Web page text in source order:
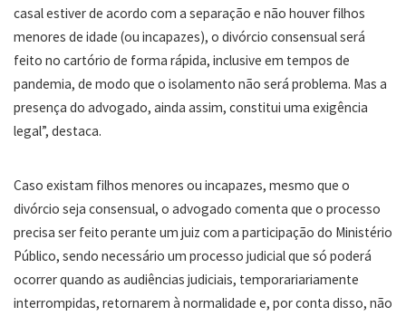
casal estiver de acordo com a separação e não houver filhos
menores de idade (ou incapazes), o divórcio consensual será
feito no cartório de forma rápida, inclusive em tempos de
pandemia, de modo que o isolamento não será problema. Mas a
presença do advogado, ainda assim, constitui uma exigência
legal”, destaca.
Caso existam filhos menores ou incapazes, mesmo que o
divórcio seja consensual, o advogado comenta que o processo
precisa ser feito perante um juiz com a participação do Ministério
Público, sendo necessário um processo judicial que só poderá
ocorrer quando as audiências judiciais, temporariariamente
interrompidas, retornarem à normalidade e, por conta disso, não